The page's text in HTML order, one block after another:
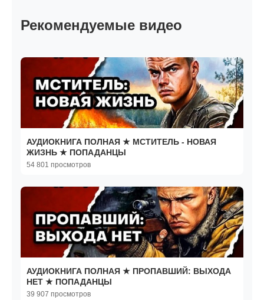
Рекомендуемые видео
АУДИОКНИГА ПОЛНАЯ ★ МСТИТЕЛЬ - НОВАЯ
ЖИЗНЬ ★ ПОПАДАНЦЫ
54 801 просмотров
АУДИОКНИГА ПОЛНАЯ ★ ПРОПАВШИЙ: ВЫХОДА
НЕТ ★ ПОПАДАНЦЫ
39 907 просмотров